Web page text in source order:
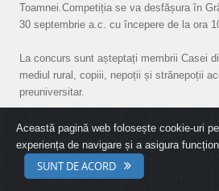
Toamnei.Competiția se va desfășura în
30 septembrie a.c. cu începere de la ora
La concurs sunt așteptați membrii Casei
mediul rural, copiii, nepoții și strănepoții
preuniversitar.
înscrierile se vor realiza în intervalul 15 -
Ghișeul nr.10 din incinta Casei sau la
teritoriu. Se vor putea efectua înscrieri și
ora 9:00. Pentru înscrierea participanților
Această pagină web folosește cookie-uri
experiența de navigare și a asigura
SUNT DE ACORD